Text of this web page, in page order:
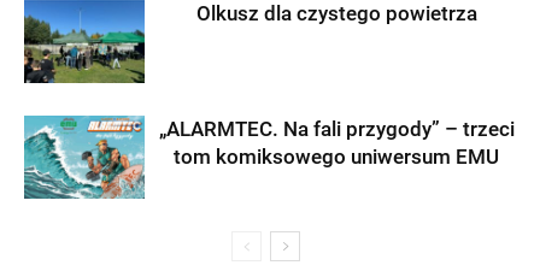
Olkusz dla czystego powietrza
„ALARMTEC. Na fali przygody” – trzeci
tom komiksowego uniwersum EMU